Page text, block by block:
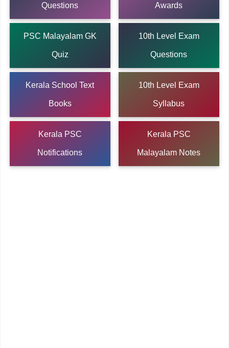
Questions Awards
PSC Malayalam GK
Quiz
10th Level Exam
Questions
Kerala School Text
Books
10th Level Exam
Syllabus
Kerala PSC
Notifications
Kerala PSC
Malayalam Notes